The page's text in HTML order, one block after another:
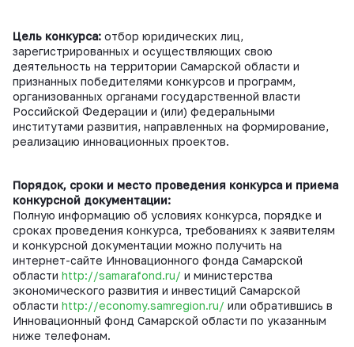
Цель конкурса: отбор юридических лиц,
зарегистрированных и осуществляющих свою
деятельность на территории Самарской области и
признанных победителями конкурсов и программ,
организованных органами государственной власти
Российской Федерации и (или) федеральными
институтами развития, направленных на формирование,
реализацию инновационных проектов.
Порядок, сроки и место проведения конкурса и приема
конкурсной документации:
Полную информацию об условиях конкурса, порядке и
сроках проведения конкурса, требованиях к заявителям
и конкурсной документации можно получить на
интернет-сайте Инновационного фонда Самарской
области http://samarafond.ru/ и министерства
экономического развития и инвестиций Самарской
области http://economy.samregion.ru/ или обратившись в
Инновационный фонд Самарской области по указанным
ниже телефонам.